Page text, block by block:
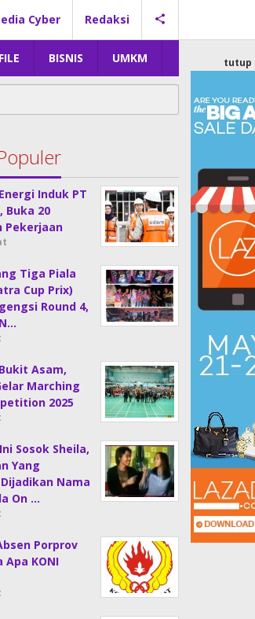
Cyber Redaksi
BISNIS UMKM tutup
Induk PT
Buka 20
Pekerjaan
Tiga Piala
Cup Prix)
Round 4,
Asam,
Marching
2025
Sosok Sheila,
Yang
Nama
On …
Porprov
Apa KONI